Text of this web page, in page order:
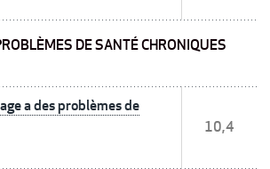
DE SANTÉ CHRONIQUES
a des problèmes de
10,4